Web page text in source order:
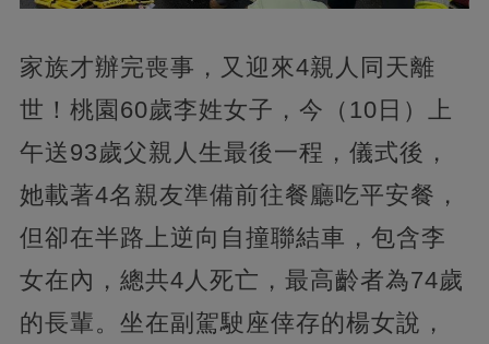
家族才辦完喪事，又迎來4親人同天離
世！桃園60歲李姓女子，今（10日）上
午送93歲父親人生最後一程，儀式後，
她載著4名親友準備前往餐廳吃平安餐，
但卻在半路上逆向自撞聯結車，包含李
女在內，總共4人死亡，最高齡者為74歲
的長輩。坐在副駕駛座倖存的楊女說，